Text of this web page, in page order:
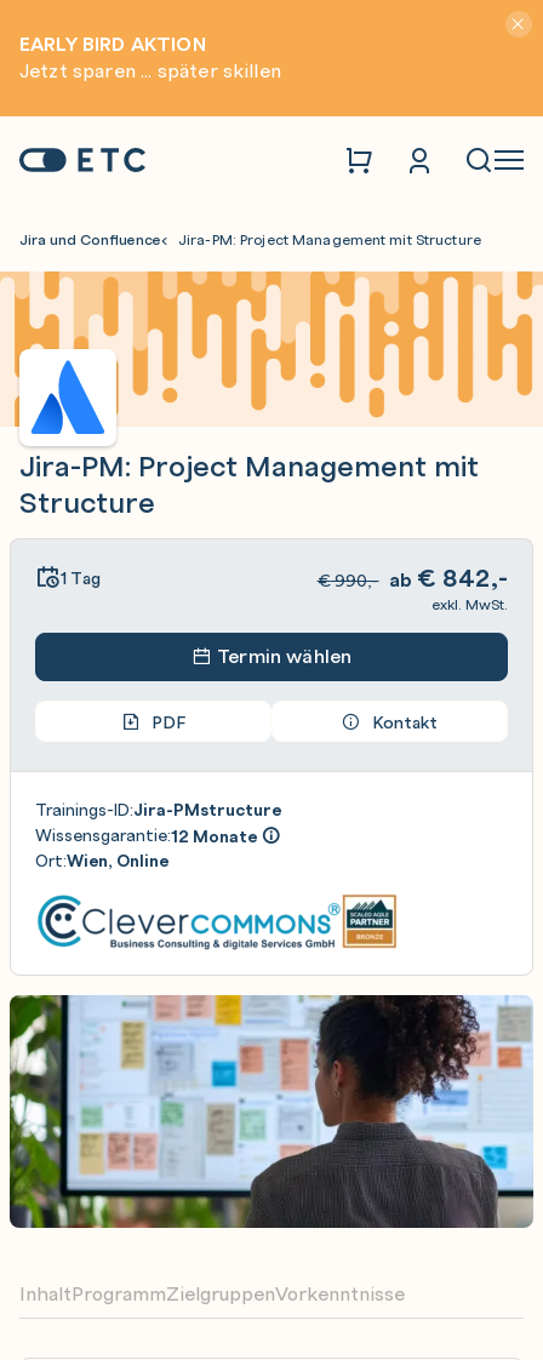
EARLY BIRD AKTION
Jetzt sparen ... später skillen
Startseite: ETC
Jira und Confluence Jira-PM: Project Management mit Structure
Jira-PM: Project Management mit
Structure
InhaltProgrammZielgruppenVorkenntnisse
1 Tag €990,- ab € 842,-
exkl. MwSt.
Termin wählen
PDF Kontakt
Trainings-ID:Jira-PMstructure
Wissensgarantie:12 Monate
Ort:Wien, Online